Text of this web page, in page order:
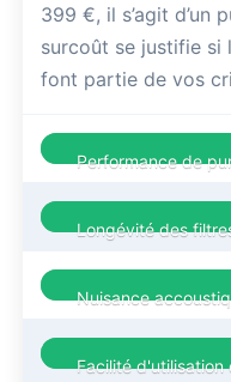
399 €, il s’agit d’un
surcoût se justifie si
font partie de vos
Performance de
Longévité des
Nuisance
Facilité